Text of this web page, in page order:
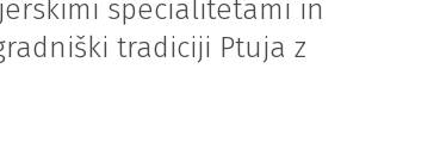
specialitetami in
tradiciji Ptuja z